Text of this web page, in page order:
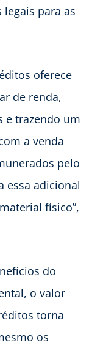
para as
oferece
de renda,
e trazendo um
a venda
pelo
essa adicional
físico”,
do
o valor
torna
os